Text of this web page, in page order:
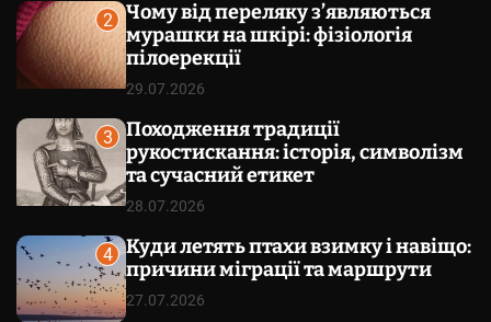
2
Чому від переляку з’являються
мурашки на шкірі: фізіологія
пілоерекції
29.07.2026
3
Походження традиції
рукостискання: історія, символізм
та сучасний етикет
28.07.2026
4
Куди летять птахи взимку і навіщо:
причини міграції та маршрути
27.07.2026